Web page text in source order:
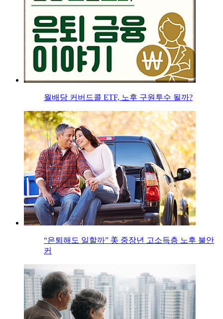
월배당 커버드콜 ETF, 노후 구원투수 될까?
“은퇴해도 일할까” 美 중장년 고소득층 노후 불안
커